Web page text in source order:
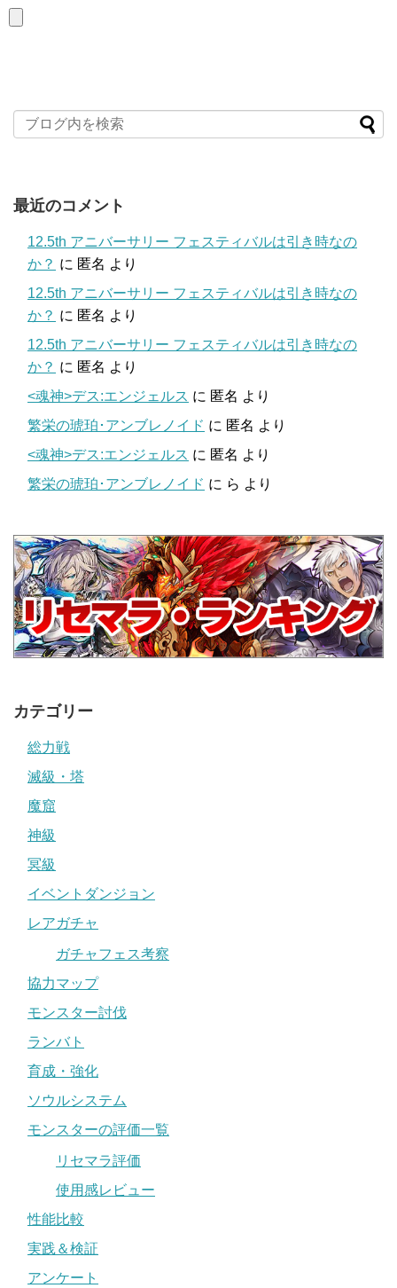
最近のコメント
12.5th アニバーサリー フェスティバルは引き時なの
か？ に 匿名 より
12.5th アニバーサリー フェスティバルは引き時なの
か？ に 匿名 より
12.5th アニバーサリー フェスティバルは引き時なの
か？ に 匿名 より
<魂神>デス:エンジェルス に 匿名 より
繁栄の琥珀･アンブレノイド に 匿名 より
<魂神>デス:エンジェルス に 匿名 より
繁栄の琥珀･アンブレノイド に ら より
カテゴリー
総力戦
滅級・塔
魔窟
神級
冥級
イベントダンジョン
レアガチャ
ガチャフェス考察
協力マップ
モンスター討伐
ランバト
育成・強化
ソウルシステム
モンスターの評価一覧
リセマラ評価
使用感レビュー
性能比較
実践＆検証
アンケート